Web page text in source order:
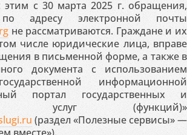
этим с 30 марта 2025 г. обращения,
по адресу электронной почты
не рассматриваются. Граждане и их
числе юридические лица, вправе
в письменной форме, а также в
документа с использованием
информационной
портал государственных и
услуг (функций)»
(раздел «Полезные сервисы» —